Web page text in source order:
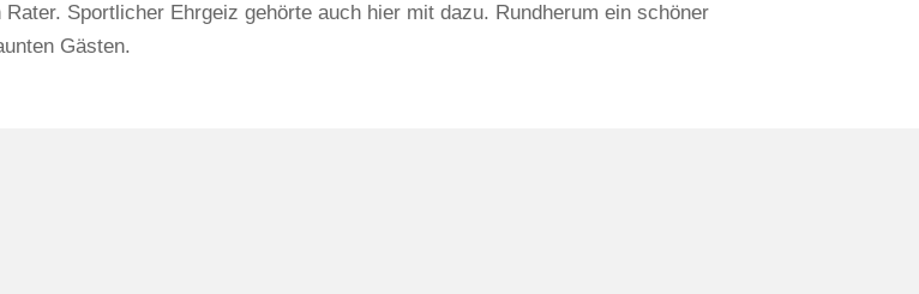
Sportlicher Ehrgeiz gehörte auch hier mit dazu. Rundherum ein schöner
Gästen.